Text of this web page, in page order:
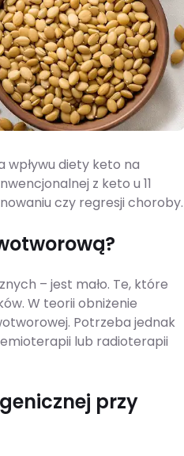
wpływu diety keto na
z keto u 11
czy regresji choroby.
– jest mało. Te, które
W teorii obniżenie
Potrzeba jednak
lub radioterapii
przy